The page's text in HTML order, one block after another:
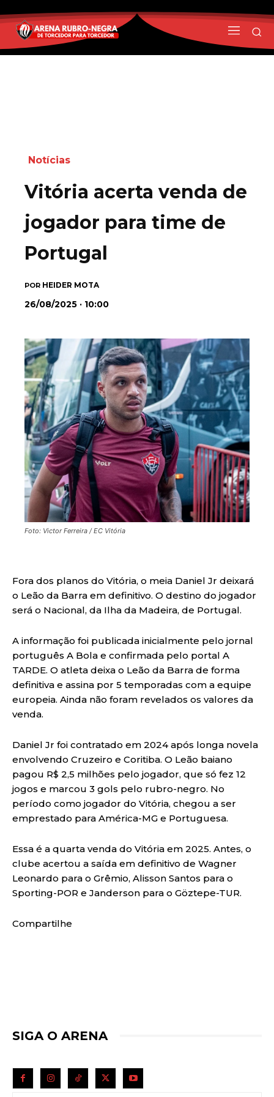
Notícias
Vitória acerta venda de
jogador para time de
Portugal
POR HEIDER MOTA
26/08/2025 · 10:00
Foto: Victor Ferreira / EC Vitória
Fora dos planos do Vitória, o meia Daniel Jr deixará
o Leão da Barra em definitivo. O destino do jogador
será o Nacional, da Ilha da Madeira, de Portugal.
A informação foi publicada inicialmente pelo jornal
português A Bola e confirmada pelo portal A
TARDE. O atleta deixa o Leão da Barra de forma
definitiva e assina por 5 temporadas com a equipe
europeia. Ainda não foram revelados os valores da
venda.
Daniel Jr foi contratado em 2024 após longa novela
envolvendo Cruzeiro e Coritiba. O Leão baiano
pagou R$ 2,5 milhões pelo jogador, que só fez 12
jogos e marcou 3 gols pelo rubro-negro. No
período como jogador do Vitória, chegou a ser
emprestado para América-MG e Portuguesa.
Essa é a quarta venda do Vitória em 2025. Antes, o
clube acertou a saída em definitivo de Wagner
Leonardo para o Grêmio, Alisson Santos para o
Sporting-POR e Janderson para o Göztepe-TUR.
Compartilhe
SIGA O ARENA